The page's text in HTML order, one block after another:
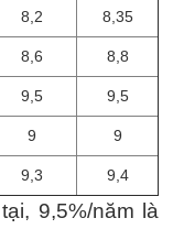
8,2 8,35
8,6 8,8
9,5 9,5
9 9
9,3 9,4
9,5%/năm là